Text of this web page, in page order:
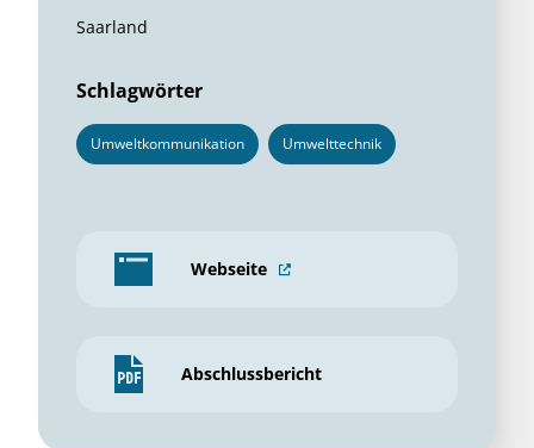
Saarland
Schlagwörter
Umweltkommunikation Umwelttechnik
Webseite
Abschlussbericht